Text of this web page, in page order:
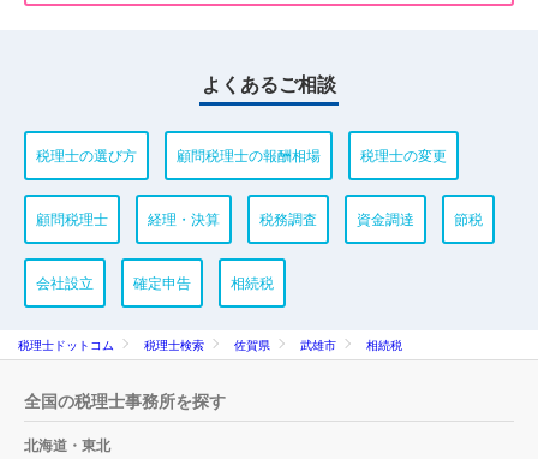
よくあるご相談
税理士の選び方 顧問税理士の報酬相場 税理士の変更
顧問税理士 経理・決算 税務調査 資金調達 節税
会社設立 確定申告 相続税
税理士ドットコム 税理士検索 佐賀県 武雄市 相続税
全国の税理士事務所を探す
北海道・東北